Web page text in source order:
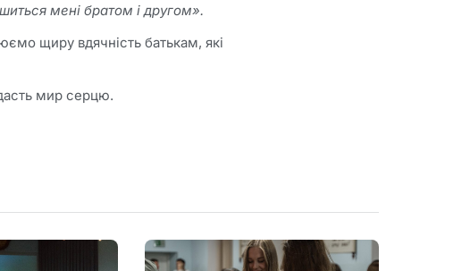
мені братом і другом».
щиру вдячність батькам, які
мир серцю.